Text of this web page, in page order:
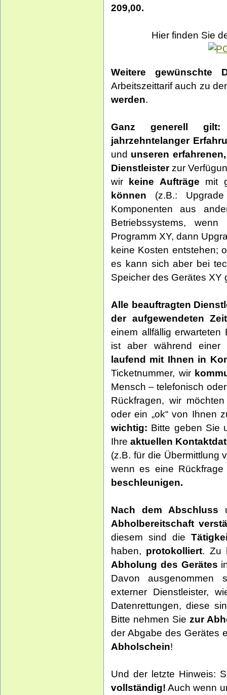
209,00.
Hier finden Sie
Weitere gewünschte
Arbeitszeittarif auch zu
werden.
Ganz generell gilt:
jahrzehntelanger
und unseren
Dienstleisterzur
wir keine Aufträge mit
können (z.B.:
Komponenten aus
Betriebssystems,
Programm XY, dann
keine Kosten entstehen;
es kann sich aber bei
Speicher des Gerätes XY
Alle beauftragten
der aufgewendeten
einem allfällig
ist aber während einer
laufend mit Ihnen in
Ticketnummer, wir
Mensch – telefonisch
Rückfragen, wir
oder ein „ok“ von Ihnen
wichtig: Bitte geben Sie
Ihre aktuellen
(z.B. für die Übermittlung
wenn es eine
beschleunigen.
Nach dem Abschluss
Abholbereitschaft
diesem sind die
haben, protokolliert. Zu
Abholung des Gerätes
Davon ausgenommen
externer Dienstleister,
Datenrettungen, diese
Bitte nehmen Sie zur
der Abgabe des Gerätes
Abholschein!
Und der letzte Hinweis:
vollständig! Auch wenn